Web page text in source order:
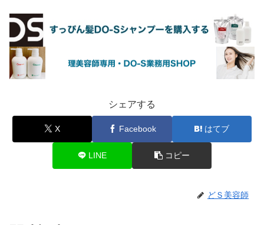
シェアする
X Facebook はてブ
LINE コピー
どＳ美容師